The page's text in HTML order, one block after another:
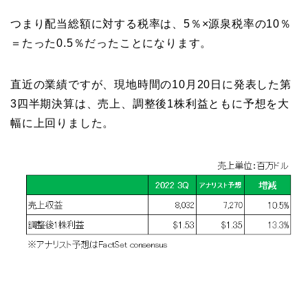
つまり配当総額に対する税率は、5％×源泉税率の10％
＝たった0.5％だったことになります。
直近の業績ですが、現地時間の10月20日に発表した第
3四半期決算は、売上、調整後1株利益ともに予想を大
幅に上回りました。